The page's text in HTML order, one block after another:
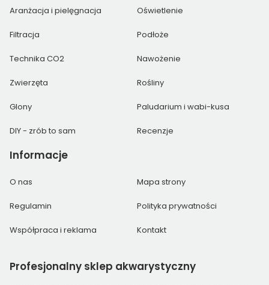
Aranżacja i pielęgnacja Oświetlenie
Filtracja Podłoże
Technika CO2 Nawożenie
Zwierzęta Rośliny
Glony Paludarium i wabi-kusa
DIY - zrób to sam Recenzje
Informacje
O nas Mapa strony
Regulamin Polityka prywatności
Współpraca i reklama Kontakt
Profesjonalny sklep akwarystyczny